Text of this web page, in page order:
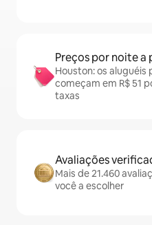
Preços por noite a
Houston: os
começam em R$ 51
taxas
Avaliações
Mais de 21.460
você a escolher